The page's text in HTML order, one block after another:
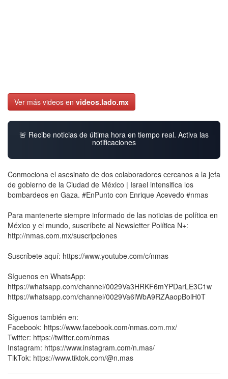
Ver más videos en videos.lado.mx
🚨 Recibe noticias de última hora en tiempo real. Activa las
notificaciones
Conmociona el asesinato de dos colaboradores cercanos a la jefa
de gobierno de la Ciudad de México | Israel intensifica los
bombardeos en Gaza. #EnPunto con Enrique Acevedo #nmas
Para mantenerte siempre informado de las noticias de política en
México y el mundo, suscríbete al Newsletter Política N+:
http://nmas.com.mx/suscripciones
Suscríbete aquí: https://www.youtube.com/c/nmas
Síguenos en WhatsApp:
https://whatsapp.com/channel/0029Va3HRKF6mYPDarLE3C1w
https://whatsapp.com/channel/0029Va6iWbA9RZAaopBolH0T
Síguenos también en:
Facebook: https://www.facebook.com/nmas.com.mx/
Twitter: https://twitter.com/nmas
Instagram: https://www.instagram.com/n.mas/
TikTok: https://www.tiktok.com/@n.mas